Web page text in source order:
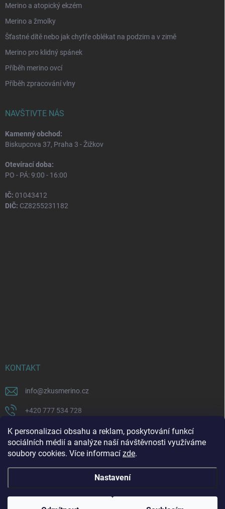
K personalizaci obsahu a reklam, poskytování funkcí
sociálních médií a analýze naší návštěvnosti využíváme
soubory cookies. Více informací zde.
Nastavení
Merino a atopický ekzém
Merino a žmolky
Šťastné dítě nebo jak chytře oblékat na podzim a v zimě
Merino pro klidný spánek
Příběh merino ovcí
Příběh zpracování vlny
NAVŠTIVTE NÁS
Kamenný obchod:
Biskupcova 37, Praha 3 - Žižkov
Otevírací doba:
PO - PÁ: 9:00 - 16:00
IČ: 01043412
DIČ: CZ8255231182
KONTAKT
info@zkusmerino.cz
+420 777 534 728
https://www.facebook.com/zkusmerino/
zkusmerino.cz
Copyright 2026ZKUSMERINO. Všechna práva vyhrazena.Upravit nastavení